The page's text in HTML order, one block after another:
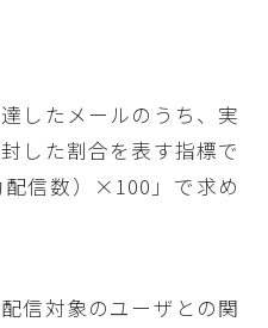
したメールのうち、実
した割合を表す指標で
信数）×100」で求め
信対象のユーザとの関